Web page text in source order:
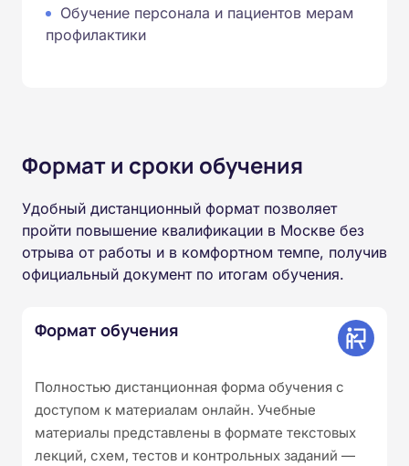
Обучение персонала и пациентов мерам
профилактики
Формат и сроки обучения
Удобный дистанционный формат позволяет
пройти повышение квалификации в Москве без
отрыва от работы и в комфортном темпе, получив
официальный документ по итогам обучения.
Формат обучения
Полностью дистанционная форма обучения с
доступом к материалам онлайн. Учебные
материалы представлены в формате текстовых
лекций, схем, тестов и контрольных заданий —